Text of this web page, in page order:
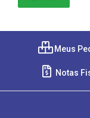
Meus
Notas